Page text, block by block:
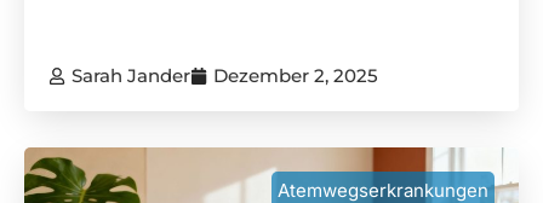
Sarah Jander Dezember 2, 2025
Atemwegserkrankungen